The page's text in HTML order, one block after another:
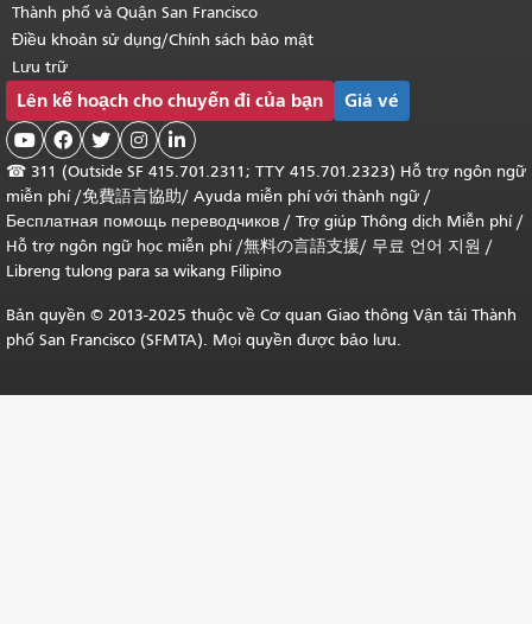
Thành phố và Quận San Francisco
Điều khoản sử dụng/Chính sách bảo mật
Lưu trữ
Lên kế hoạch cho chuyến đi của bạn Giá vé
    
☎ 311 (Outside SF 415.701.2311; TTY 415.701.2323) Hỗ trợ ngôn ngữ
miễn phí /免費語言協助/ Ayuda miễn phí với thành ngữ /
Бесплатная помощь переводчиков / Trợ giúp Thông dịch Miễn phí/
Hỗ trợ ngôn ngữ học miễn phí/無料の言語支援/ 무료 언어 지원 /
Libreng tulong para sa wikang Filipino
Bản quyền © 2013-2025 thuộc về Cơ quan Giao thông Vận tải Thành
phố San Francisco (SFMTA). Mọi quyền được bảo lưu.